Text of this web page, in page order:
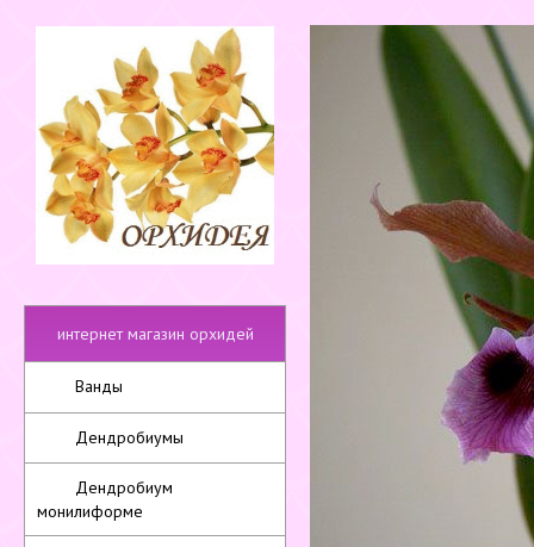
интернет магазин орхидей
Ванды
Дендробиумы
Дендробиум
монилиформе